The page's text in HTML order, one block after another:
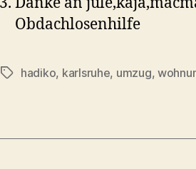
Obdachlosenhilfe
Schlagwörter
hadiko, karlsruhe, umzug,